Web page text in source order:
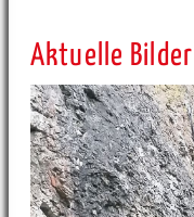
Aktuelle Bilder